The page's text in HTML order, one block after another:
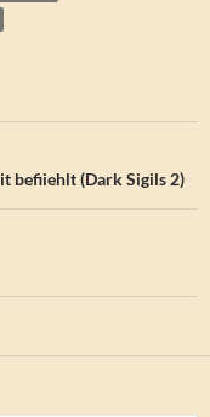
befiiehlt (Dark Sigils 2)